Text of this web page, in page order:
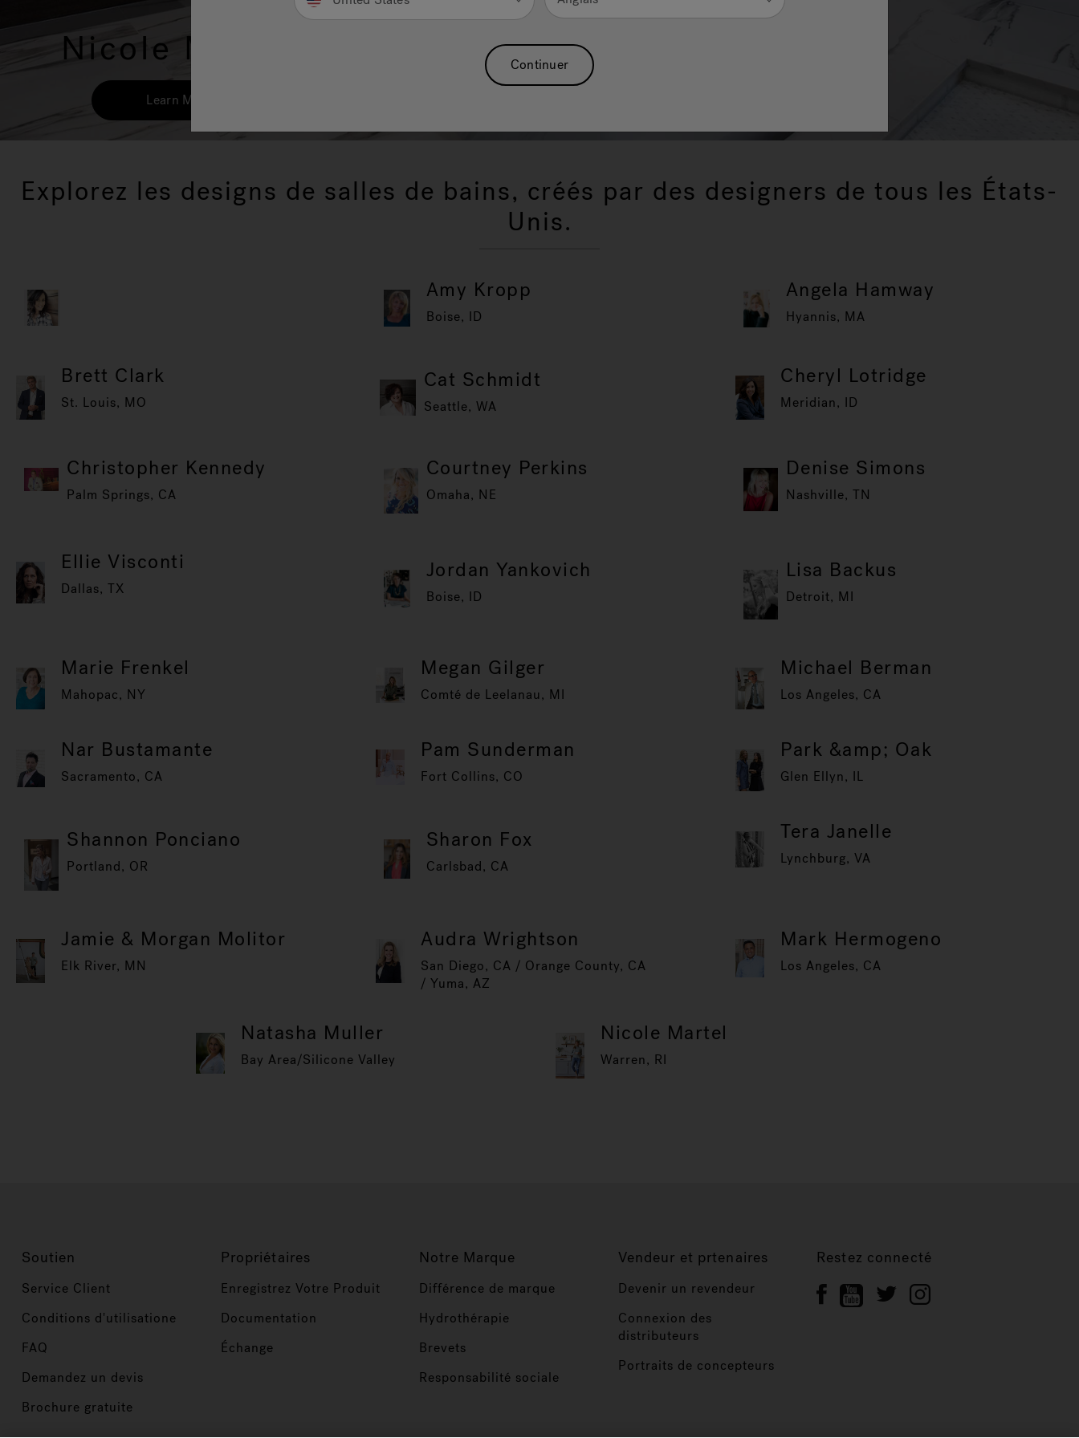
Nicole Martel
Learn More
Explorez les designs de salles de bains, créés par des designers de tous les États-
Unis.
Amy Kropp
Boise, ID
Angela Hamway
Hyannis, MA
Brett Clark
St. Louis, MO
Cat Schmidt
Seattle, WA
Cheryl Lotridge
Meridian, ID
Christopher Kennedy
Palm Springs, CA
Courtney Perkins
Omaha, NE
Denise Simons
Nashville, TN
Ellie Visconti
Dallas, TX
Jordan Yankovich
Boise, ID
Lisa Backus
Detroit, MI
Marie Frenkel
Mahopac, NY
Megan Gilger
Comté de Leelanau, MI
Michael Berman
Los Angeles, CA
Nar Bustamante
Sacramento, CA
Pam Sunderman
Fort Collins, CO
Park &amp; Oak
Glen Ellyn, IL
Shannon Ponciano
Portland, OR
Sharon Fox
Carlsbad, CA
Tera Janelle
Lynchburg, VA
Jamie & Morgan Molitor
Elk River, MN
Audra Wrightson
San Diego, CA / Orange County, CA
/ Yuma, AZ
Mark Hermogeno
Los Angeles, CA
Natasha Muller
Bay Area/Silicone Valley
Nicole Martel
Warren, RI
Soutien
Service Client
Conditions d'utilisatione
FAQ
Demandez un devis
Brochure gratuite
Propriétaires
Enregistrez Votre Produit
Documentation
Échange
Notre Marque
Différence de marque
Hydrothérapie
Brevets
Responsabilité sociale
Vendeur et prtenaires
Devenir un revendeur
Connexion des
distributeurs
Portraits de concepteurs
Restez connecté
Continuer